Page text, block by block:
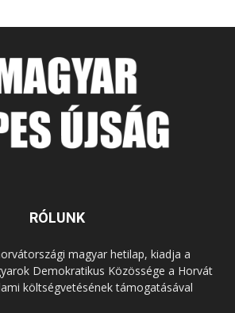
RÓLUNK
magyar hetilap, kiadja a
Demokratikus Közössége a Horvát
költségvetésének támogatásával